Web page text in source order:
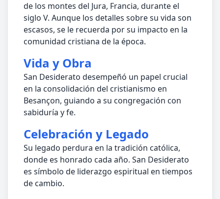
de los montes del Jura, Francia, durante el
siglo V. Aunque los detalles sobre su vida son
escasos, se le recuerda por su impacto en la
comunidad cristiana de la época.
Vida y Obra
San Desiderato desempeñó un papel crucial
en la consolidación del cristianismo en
Besançon, guiando a su congregación con
sabiduría y fe.
Celebración y Legado
Su legado perdura en la tradición católica,
donde es honrado cada año. San Desiderato
es símbolo de liderazgo espiritual en tiempos
de cambio.